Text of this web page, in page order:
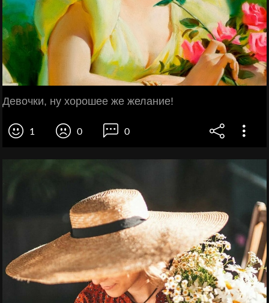
Девочки, ну хорошее же желание!
1 0 0